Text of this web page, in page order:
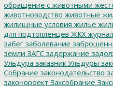
обращение с животными
животноводство животные
жилищные условия жилье
для подтопленцев ЖКХ
забег заболевание
земли ЗАГС задержание
Ульдура заказник Ульдуры
Собрание законодательство
законороект Заксобрание